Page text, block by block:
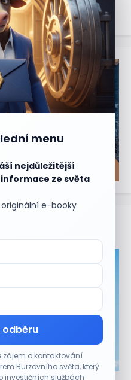
menu
nejdůležitější
ze světa
e-booky
odběru
zájem o kontaktování
Burzovního světa, který
investičních službách